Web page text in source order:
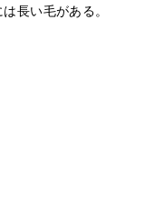
長い毛がある。